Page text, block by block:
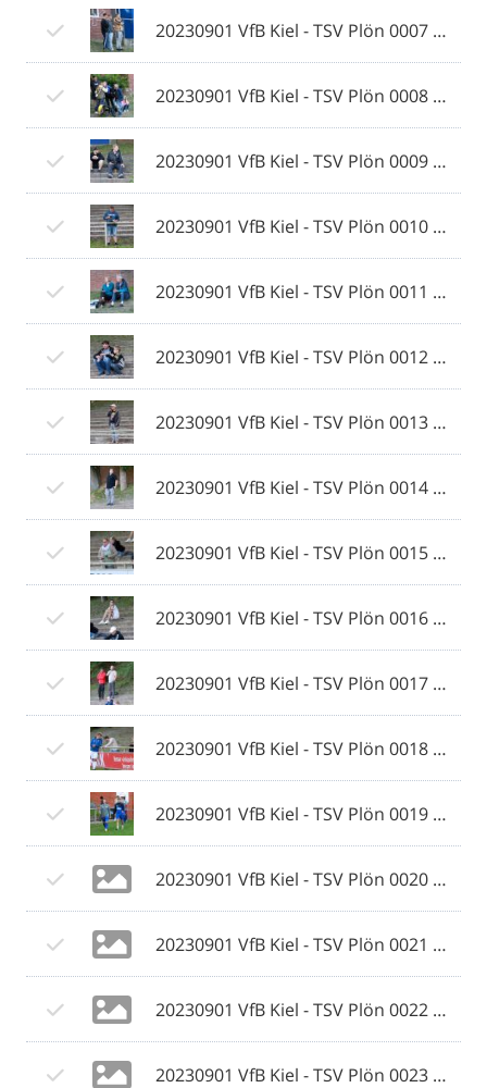
20230901 VfB Kiel - TSV Plön 0007 © 2023 Ismail Yesilyurt.jpg
20230901 VfB Kiel - TSV Plön 0008 © 2023 Ismail Yesilyurt.jpg
20230901 VfB Kiel - TSV Plön 0009 © 2023 Ismail Yesilyurt.jpg
20230901 VfB Kiel - TSV Plön 0010 © 2023 Ismail Yesilyurt.jpg
20230901 VfB Kiel - TSV Plön 0011 © 2023 Ismail Yesilyurt.jpg
20230901 VfB Kiel - TSV Plön 0012 © 2023 Ismail Yesilyurt.jpg
20230901 VfB Kiel - TSV Plön 0013 © 2023 Ismail Yesilyurt.jpg
20230901 VfB Kiel - TSV Plön 0014 © 2023 Ismail Yesilyurt.jpg
20230901 VfB Kiel - TSV Plön 0015 © 2023 Ismail Yesilyurt.jpg
20230901 VfB Kiel - TSV Plön 0016 © 2023 Ismail Yesilyurt.jpg
20230901 VfB Kiel - TSV Plön 0017 © 2023 Ismail Yesilyurt.jpg
20230901 VfB Kiel - TSV Plön 0018 © 2023 Ismail Yesilyurt.jpg
20230901 VfB Kiel - TSV Plön 0019 © 2023 Ismail Yesilyurt.jpg
20230901 VfB Kiel - TSV Plön 0020 © 2023 Ismail Yesilyurt.jpg
20230901 VfB Kiel - TSV Plön 0021 © 2023 Ismail Yesilyurt.jpg
20230901 VfB Kiel - TSV Plön 0022 © 2023 Ismail Yesilyurt.jpg
20230901 VfB Kiel - TSV Plön 0023 © 2023 Ismail Yesilyurt.jpg